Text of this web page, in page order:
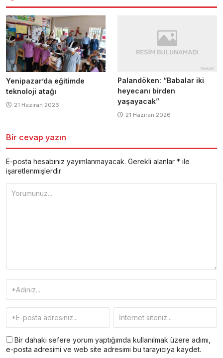
Yenipazar’da eğitimde
teknoloji atağı
21 Haziran 2026
Palandöken: “Babalar iki
heyecanı birden
yaşayacak”
21 Haziran 2026
Bir cevap yazın
E-posta hesabınız yayımlanmayacak. Gerekli alanlar * ile
işaretlenmişlerdir
Bir dahaki sefere yorum yaptığımda kullanılmak üzere adımı,
e-posta adresimi ve web site adresimi bu tarayıcıya kaydet.